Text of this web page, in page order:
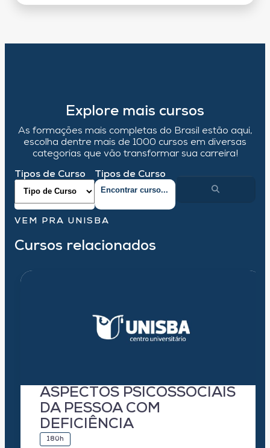
Explore mais cursos
As formações mais completas do Brasil estão aqui,
escolha dentre mais de 1000 cursos em diversas
categorias que vão transformar sua carreira!
Tipos de Curso Tipos de Curso
VEM PRA UNISBA
Cursos relacionados
ASPECTOS PSICOSSOCIAIS
DA PESSOA COM
DEFICIÊNCIA
180h